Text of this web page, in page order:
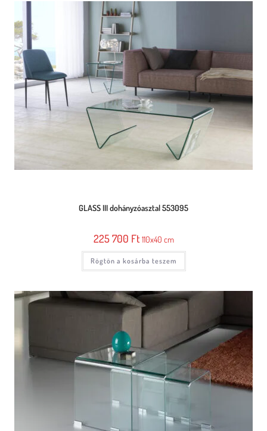
GLASS III dohányzóasztal 553095
225 700 Ft 110x40 cm
Rögtön a kosárba teszem